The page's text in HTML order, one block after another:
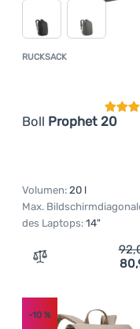
RUCKSACK
Boll Prophet 20
Volumen: 20 l
Max.
des Laptops: 14"
Zum Vergleich
-10 %